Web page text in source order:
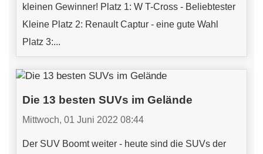
kleinen Gewinner! Platz 1: W T-Cross - Beliebtester
Kleine Platz 2: Renault Captur - eine gute Wahl
Platz 3:...
Die 13 besten SUVs im Gelände
Mittwoch, 01 Juni 2022 08:44
Der SUV Boomt weiter - heute sind die SUVs der